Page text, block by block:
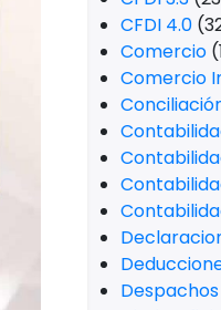
CFDI 4.0
Comercio
Comercio